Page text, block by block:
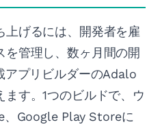
上げるには、開発者を雇
を管理し、数ヶ月間の開
アプリビルダーのAdalo
す。1つのビルドで、ウ
Google Play Storeに